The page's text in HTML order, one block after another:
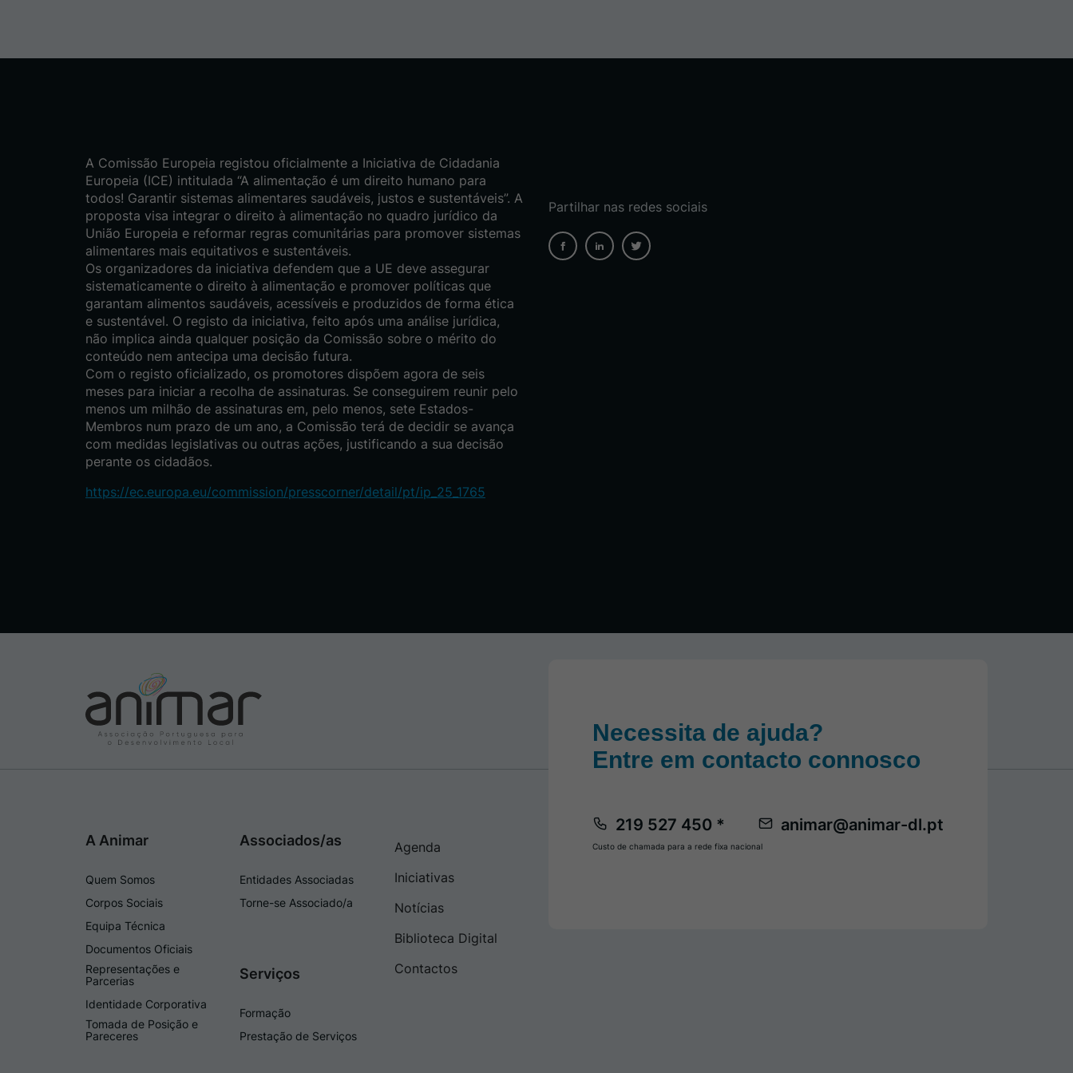
A Comissão Europeia registou oficialmente a Iniciativa de Cidadania
Europeia (ICE) intitulada “A alimentação é um direito humano para
todos! Garantir sistemas alimentares saudáveis, justos e sustentáveis”. A
proposta visa integrar o direito à alimentação no quadro jurídico da
União Europeia e reformar regras comunitárias para promover sistemas
alimentares mais equitativos e sustentáveis.
Os organizadores da iniciativa defendem que a UE deve assegurar
sistematicamente o direito à alimentação e promover políticas que
garantam alimentos saudáveis, acessíveis e produzidos de forma ética
e sustentável. O registo da iniciativa, feito após uma análise jurídica,
não implica ainda qualquer posição da Comissão sobre o mérito do
conteúdo nem antecipa uma decisão futura.
Com o registo oficializado, os promotores dispõem agora de seis
meses para iniciar a recolha de assinaturas. Se conseguirem reunir pelo
menos um milhão de assinaturas em, pelo menos, sete Estados-
Membros num prazo de um ano, a Comissão terá de decidir se avança
com medidas legislativas ou outras ações, justificando a sua decisão
perante os cidadãos.
https://ec.europa.eu/commission/presscorner/detail/pt/ip_25_1765
Partilhar nas redes sociais
A Animar
Quem Somos
Corpos Sociais
Equipa Técnica
Documentos Oficiais
Representações e
Parcerias
Identidade Corporativa
Tomada de Posição e
Pareceres
Associados/as
Entidades Associadas
Torne-se Associado/a
Serviços
Formação
Prestação de Serviços
Agenda
Iniciativas
Notícias
Biblioteca Digital
Contactos
Necessita de ajuda?
Entre em contacto connosco
219 527 450 * animar@animar-dl.pt
Custo de chamada para a rede fixa nacional